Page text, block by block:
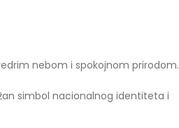
nebom i spokojnom prirodom.
simbol nacionalnog identiteta i